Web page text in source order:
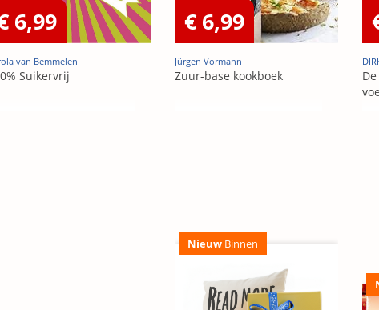
6,99
van Bemmelen
Suikervrij
€ 6,99
Jürgen Vormann
Zuur-base kookboek
Nieuw Binnen